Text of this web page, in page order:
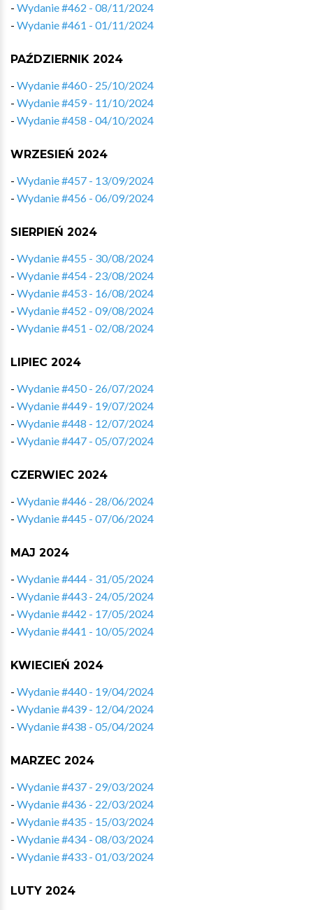
- Wydanie #462 - 08/11/2024
- Wydanie #461 - 01/11/2024
PAŹDZIERNIK 2024
- Wydanie #460 - 25/10/2024
- Wydanie #459 - 11/10/2024
- Wydanie #458 - 04/10/2024
WRZESIEŃ 2024
- Wydanie #457 - 13/09/2024
- Wydanie #456 - 06/09/2024
SIERPIEŃ 2024
- Wydanie #455 - 30/08/2024
- Wydanie #454 - 23/08/2024
- Wydanie #453 - 16/08/2024
- Wydanie #452 - 09/08/2024
- Wydanie #451 - 02/08/2024
LIPIEC 2024
- Wydanie #450 - 26/07/2024
- Wydanie #449 - 19/07/2024
- Wydanie #448 - 12/07/2024
- Wydanie #447 - 05/07/2024
CZERWIEC 2024
- Wydanie #446 - 28/06/2024
- Wydanie #445 - 07/06/2024
MAJ 2024
- Wydanie #444 - 31/05/2024
- Wydanie #443 - 24/05/2024
- Wydanie #442 - 17/05/2024
- Wydanie #441 - 10/05/2024
KWIECIEŃ 2024
- Wydanie #440 - 19/04/2024
- Wydanie #439 - 12/04/2024
- Wydanie #438 - 05/04/2024
MARZEC 2024
- Wydanie #437 - 29/03/2024
- Wydanie #436 - 22/03/2024
- Wydanie #435 - 15/03/2024
- Wydanie #434 - 08/03/2024
- Wydanie #433 - 01/03/2024
LUTY 2024